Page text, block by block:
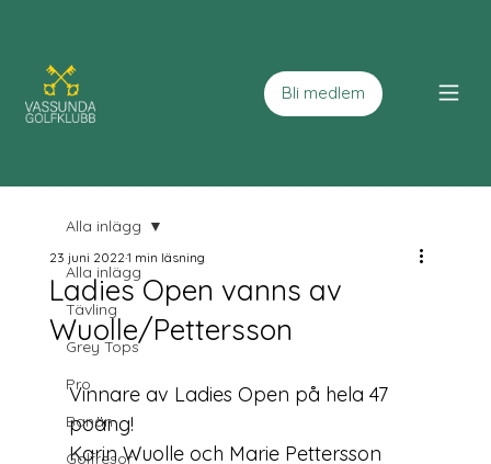
Bli medlem
Alla inlägg
Tävling
Grey Tops
Pro
Banan
Golfresor
Alla inlägg
Ladies Open vanns av
Wuolle/Pettersson
23 juni 20221 min läsning
Vinnare av Ladies Open på hela 47
Karin Wuolle och Marie Pettersson